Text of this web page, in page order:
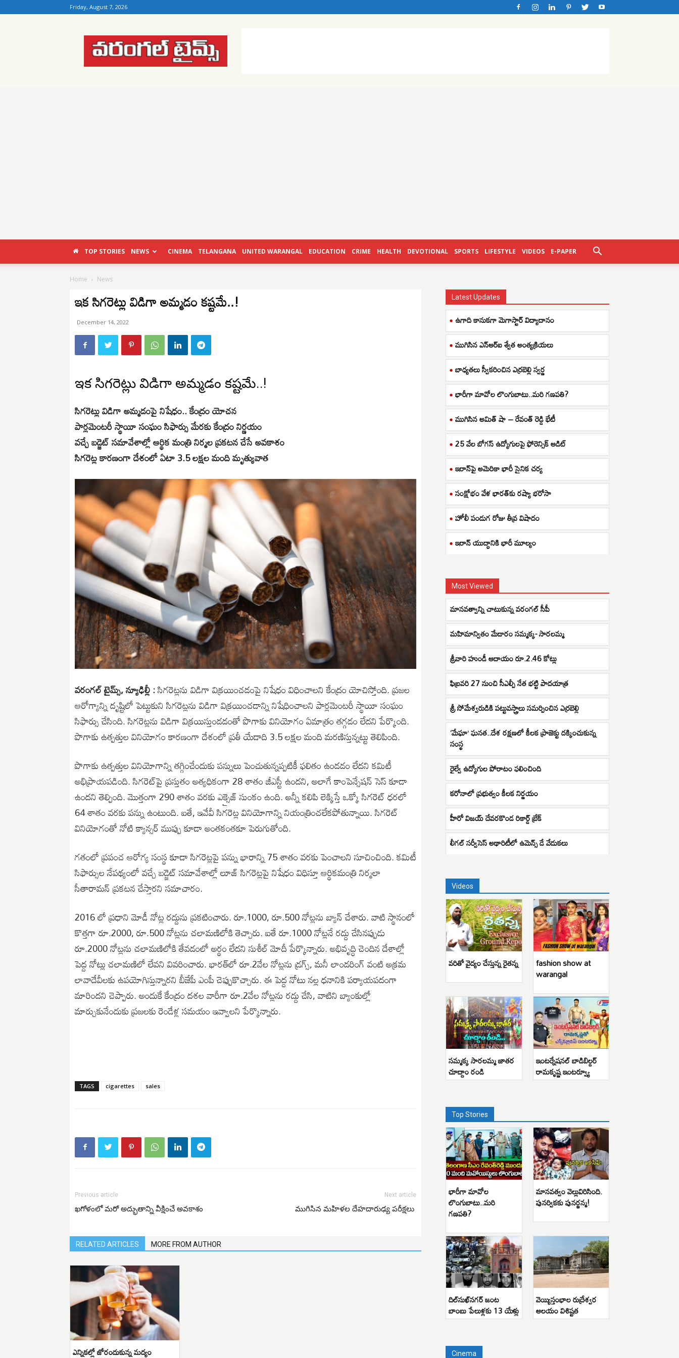
Friday, August 7, 2026
Warangal
Times
TOP STORIES NEWS CINEMA TELANGANA UNITED WARANGAL EDUCATION CRIME HEALTH DEVOTIONAL SPORTS LIFESTYLE VIDEOS E-PAPER
Home News
ఇక సిగరెట్లు విడిగా అమ్మడం కష్టమే..!
December 14, 2022
ఇక సిగరెట్లు విడిగా అమ్మడం కష్టమే..!
సిగరెట్లు విడిగా అమ్మడంపై నిషేధం.. కేంద్రం యోచన
పార్లమెంటరీ స్థాయీ సంఘం సిఫార్సు మేరకు కేంద్రం నిర్ణయం
వచ్చే బడ్జెట్ సమావేశాల్లో ఆర్థిక మంత్రి నిర్మల ప్రకటన చేసే అవకాశం
సిగరెట్ల కారణంగా దేశంలో ఏటా 3.5 లక్షల మంది మృత్యువాత
వరంగల్ టైమ్స్, న్యూఢిల్లీ :సిగరెట్లను విడిగా విక్రయించడంపై నిషేధం విధించాలని కేంద్రం యోచిస్తోంది. ప్రజల
ఆరోగ్యాన్ని దృష్టిలో పెట్టుకుని సిగరెట్లను విడిగా విక్రయించడాన్ని నిషేధించాలని పార్లమెంటరీ స్థాయీ సంఘం
సిఫార్సు చేసింది. సిగరెట్లను విడిగా విక్రయిస్తుండడంతో పొగాకు వినియోగం ఏమాత్రం తగ్గడం లేదని పేర్కొంది.
పొగాకు ఉత్పత్తుల వినియోగం కారణంగా దేశంలో ప్రతీ యేడాది 3.5 లక్షల మంది మరణిస్తున్నట్టు తెలిపింది.
పొగాకు ఉత్పత్తుల వినియోగాన్ని తగ్గించేందుకు పన్నులు పెంచుతున్నప్పటికీ ఫలితం ఉండడం లేదని కమిటీ
అభిప్రాయపడింది. సిగరెట్‌పై ప్రస్తుతం అత్యధికంగా 28 శాతం జీఎస్టీ ఉందని, అలాగే కాంపెన్సేషన్ సెస్ కూడా
ఉందని తెల్పింది. మొత్తంగా 290 శాతం వరకు ఎక్సైజ్ సుంకం ఉంది. అన్నీ కలిపి లెక్కిస్తే ఒక్కో సిగరెట్ ధరలో
64 శాతం వరకు పన్ను ఉంటుంది. ఐతే, ఇవేవీ సిగరెట్ల వినియోగాన్ని నియంత్రించలేకపోతున్నాయి. సిగరెట్
వినియోగంతో నోటి క్యాన్సర్ ముప్పు కూడా అంతకంతకూ పెరుగుతోంది.
గతంలో ప్రపంచ ఆరోగ్య సంస్థ కూడా సిగరెట్లపై పన్ను భారాన్ని 75 శాతం వరకు పెంచాలని సూచించింది. కమిటీ
సిఫార్సుల నేపథ్యంలో వచ్చే బడ్జెట్ సమావేశాల్లో లూజ్ సిగరెట్లపై నిషేధం విధిస్తూ ఆర్థికమంత్రి నిర్మలా
సీతారామన్ ప్రకటన చేస్తారని సమాచారం.
2016 లో ప్రధాని మోడీ నోట్ల రద్దును ప్రకటించారు. రూ.1000, రూ.500 నోట్లను బ్యాన్ చేశారు. వాటి స్థానంలో
కొత్తగా రూ.2000, రూ.500 నోట్లను చలామణిలోకి తెచ్చారు. ఐతే రూ.1000 నోట్లనే రద్దు చేసినప్పుడు
రూ.2000 నోట్లను చలామణిలోకి తేవడంలో అర్థం లేదని సుశీల్ మోదీ పేర్కొన్నారు. అభివృద్ధి చెందిన దేశాల్లో
పెద్ద నోట్లు చలామణిలో లేవని వివరించారు. భారత్‌లో రూ.2వేల నోట్లను డ్రగ్స్, మనీ లాండరింగ్ వంటి అక్రమ
లావాదేవీలకు ఉపయోగిస్తున్నారని బీజేపీ ఎంపీ చెప్పుకొచ్చారు. ఈ పెద్ద నోటు నల్ల ధనానికి పర్యాయపదంగా
మారిందని చెప్పారు. అందుకే కేంద్రం దశల వారీగా రూ.2వేల నోట్లను రద్దు చేసి, వాటిని బ్యాంకుల్లో
మార్చుకునేందుకు ప్రజలకు రెండేళ్ల సమయం ఇవ్వాలని పేర్కొన్నారు.
TAGS cigarettes sales
Previous article
ఖగోళంలో మరో అద్భుతాన్ని వీక్షించే అవకాశం
Next article
ముగిసిన మహిళల దేహదారుఢ్య పరీక్షలు
RELATED ARTICLES MORE FROM AUTHOR
ఎన్నికల్లో జోరందుకున్న మద్యం
Latest Updates
ఉగాది కానుకగా మెగాస్టార్ విద్యాదానం
ముగిసిన ఎన్ఆర్ఐ శ్వేత అంత్యక్రియలు
బాధ్యతలు స్వీకరించిన ఎర్రబెల్లి స్వర్ణ
భారీగా మావోల లొంగుబాటు..మరి గణపతి?
ముగిసిన అమిత్ షా – రేవంత్ రెడ్డి భేటీ
25 వేల బోగస్ ఉద్యోగులపై ఫోరెన్సిక్ ఆడిట్
ఇరాన్‌పై అమెరికా భారీ సైనిక చర్య
సంక్షోభం వేళ భారత్‌కు రష్యా భరోసా
హోలీ పండుగ రోజు తీవ్ర విషాదం
ఇరాన్ యుద్ధానికి భారీ మూల్యం
Most Viewed
మానవత్వాన్ని చాటుకున్న వరంగల్ సీపీ
మహిమాన్వితం మేడారం సమ్మక్క- సారలమ్మ
శ్రీవారి హుండీ ఆదాయం రూ.2.46 కోట్లు
ఫిబ్రవరి 27 నుంచి సీఎల్పీ నేత భట్టి పాదయాత్ర
శ్రీ సోమేశ్వరుడికి పట్టువస్త్రాలు సమర్పించిన ఎర్రబెల్లి
‘మేఘా’ ఘనత..దేశ రక్షణలో కీలక ప్రాజెక్టు దక్కించుకున్న
సంస్థ
రైల్వే ఉద్యోగుల పోరాటం ఫలించింది
కరోనాలో ప్రభుత్వం కీలక నిర్ణయం
హీరో విజయ్ దేవరకొండ రికార్డ్ బ్రేక్
లీగల్ సర్వీసెస్ అథారిటీలో ఉమెన్స్ డే వేడుకలు
Videos
వరితో వైద్యం చేస్తున్న రైతన్న fashion show at
warangal
సమ్మక్క సారలమ్మ జాతర
చూద్దాం రండి
ఇంటర్నేషనల్ బాడిబిల్డర్
రామకృష్ణ ఇంటర్వ్యూ
Top Stories
భారీగా మావోల
లొంగుబాటు..మరి
గణపతి?
మానవత్వం వెల్లువిరిసింది.
పునర్వికకు పునర్జన్మ!
దిల్‌సుఖ్‌నగర్ జంట
బాంబు పేలుళ్లకు 13 యేళ్లు
వెయ్యిస్తంభాల రుద్రేశ్వర
ఆలయం విశిష్టత
Cinema